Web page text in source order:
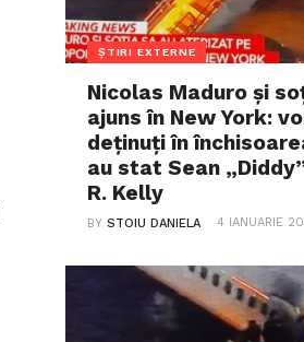
ȘTIRI EXTERNE
Nicolas Maduro și
ajuns în New York:
deținuți în
au stat Sean
R. Kelly
BYSTOIU DANIELA 4 IANUARIE